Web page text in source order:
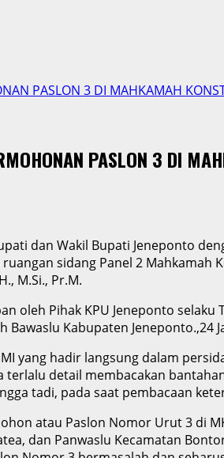
PASLON 3 DI MAHKAMAH
PASLON 3 DI
dan Wakil Bupati Jeneponto
sidang Panel 2
M.Si., Pr.M.
oleh Pihak KPU Jeneponto
Kabupaten Jeneponto.,24
yang hadir langsung dalam
terlalu detail membacakan
tadi, pada saat pembacaan
atau Paslon Nomor Urut 3 di
dan Panwaslu Kecamatan